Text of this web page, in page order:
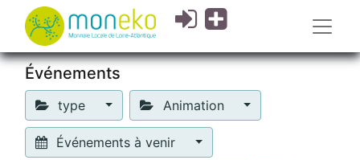
Événements
type Animation
Événements à venir